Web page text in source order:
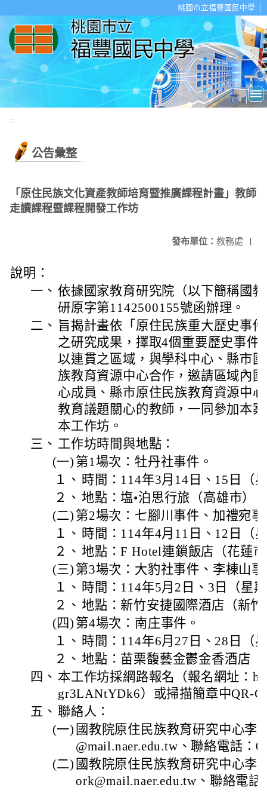
桃園市立福豐國民中學
:::
公告彙整
「原住民族文化資產教師培育暨推廣課程計畫」教師
走讀課程暨課程開發工作坊
發布單位： 教務處 |
說明：
一、 依據國家教育研究院（以下簡稱國
研原字第1142500155號函辦理。
二、 旨揭計畫依「原住民族重大歷史事
之研究成果，擇取4個重要歷史事件
以連貫之區域，與學科中心、縣市
族教育資源中心合作，邀請區域內
心成員、縣市原住民族教育資源中
教育議題關心的教師，一同參加本
本工作坊。
三、 工作坊時間與地點：
(一) 第1場次：牡丹社事件。
１、 時間：114年3月14日、15日（
２、 地點：塩•泊思行旅（高雄市）
(二) 第2場次：七腳川事件、加禮宛
１、 時間：114年4月11日、12日（
２、 地點：F Hotel連鎖飯店（花蓮
(三) 第3場次：大豹社事件、李棟山
１、 時間：114年5月2日、3日（星
２、 地點：新竹安捷國際酒店（新竹
(四) 第4場次：南庄事件。
１、 時間：114年6月27日、28日（
２、 地點：苗栗馥藝金鬱金香酒店
四、 本工作坊採網路報名（報名網址：
gr3LANtYDk6）或掃描簡章中QR-
五、 聯絡人：
(一) 國教院原住民族教育研究中心李
@mail.naer.edu.tw、聯絡電話：
(二) 國教院原住民族教育研究中心李
ork@mail.naer.edu.tw、聯絡電